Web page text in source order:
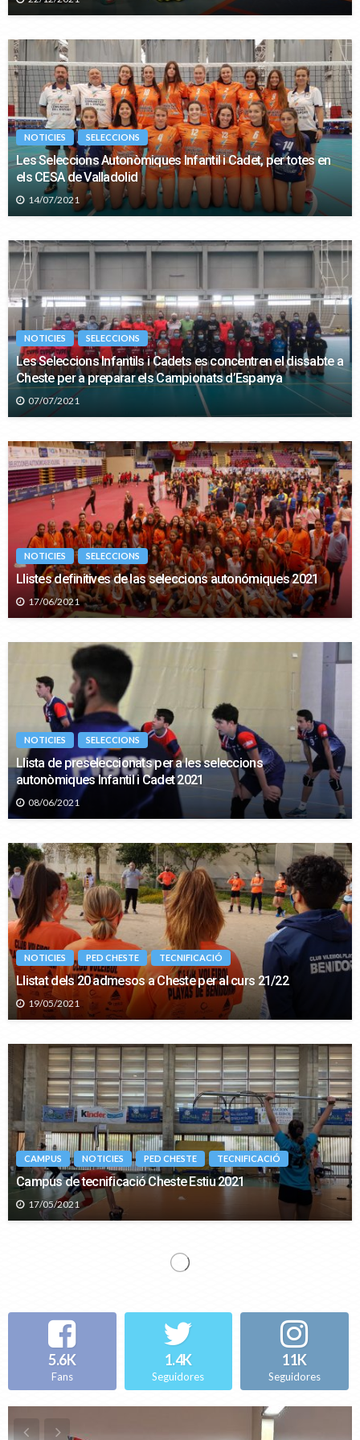
NOTICIES SELECCIONS
Les Seleccions Autonòmiques Infantil i Cadet, per totes en
els CESA de Valladolid
14/07/2021
NOTICIES SELECCIONS
Les Seleccions Infantils i Cadets es concentren el dissabte a
Cheste per a preparar els Campionats d’Espanya
07/07/2021
NOTICIES SELECCIONS
Llistes definitives de las seleccions autonómiques 2021
17/06/2021
NOTICIES SELECCIONS
Llista de preseleccionats per a les seleccions
autonòmiques Infantil i Cadet 2021
08/06/2021
NOTICIES PED CHESTE TECNIFICACIÓ
Llistat dels 20 admesos a Cheste per al curs 21/22
19/05/2021
CAMPUS NOTICIES PED CHESTE TECNIFICACIÓ
Campus de tecnificació Cheste Estiu 2021
17/05/2021
PED CHESTE
LLISTATS ACCÉS Al PED CHESTE CURS 2020-2021
11/06/2020